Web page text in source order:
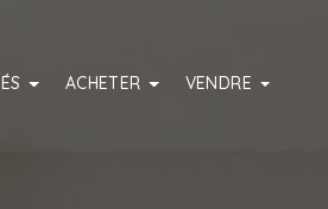
ACHETER VENDRE